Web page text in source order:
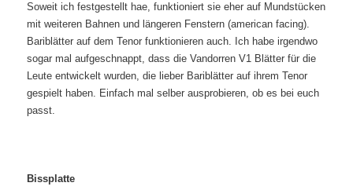
Soweit ich festgestellt hae, funktioniert sie eher auf Mundstücken
mit weiteren Bahnen und längeren Fenstern (american facing).
Bariblätter auf dem Tenor funktionieren auch. Ich habe irgendwo
sogar mal aufgeschnappt, dass die Vandorren V1 Blätter für die
Leute entwickelt wurden, die lieber Bariblätter auf ihrem Tenor
gespielt haben. Einfach mal selber ausprobieren, ob es bei euch
passt.
Bissplatte